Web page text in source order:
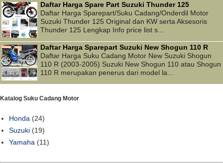
Daftar Harga Spare Part Suzuki Thunder 125
Daftar Harga Sparepart/Suku Cadang/Onderdil Motor
Suzuki Thunder 125 Original dan KW serta Aksesoris
Thunder 125 Lengkap Info price list s...
Daftar Harga Sparepart Suzuki New Shogun 110 R
Daftar Harga Suku Cadang Motor New Suzuki Shogun
110 R (2003-2005) Suzuki New Shogun 110 atau Shogun
110 R merupakan penerus dari model la...
Katalog Suku Cadang Motor
Honda (24)
Suzuki (19)
Yamaha (11)